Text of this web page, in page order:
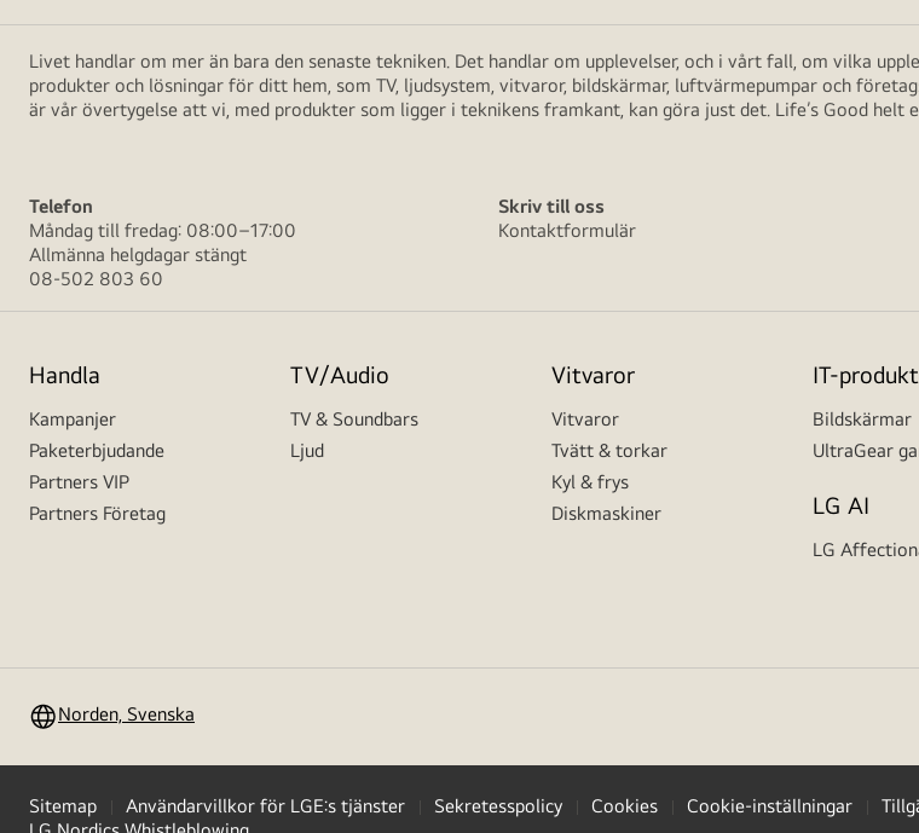
Livet handlar om mer än bara den senaste tekniken. Det handlar om upplevelser, och i vårt fall, om vilka
produkter och lösningar för ditt hem, som TV, ljudsystem, vitvaror, bildskärmar, luftvärmepumpar och
är vår övertygelse att vi, med produkter som ligger i teknikens framkant, kan göra just det. Life’s Good helt
Telefon
Måndag till fredag: 08:00–17:00
Allmänna helgdagar stängt
08-502 803 60
Skriv till oss
Kontaktformulär
Handla
Kampanjer
Paketerbjudande
Partners VIP
Partners Företag
TV/Audio
TV & Soundbars
Ljud
Vitvaror
Vitvaror
Tvätt & torkar
Kyl & frys
Diskmaskiner
IT-
Bildskärmar
UltraGear
LG AI
LG
Norden, Svenska
Sitemap Användarvillkor för LGE:s tjänster Sekretesspolicy Cookies Cookie-inställningar